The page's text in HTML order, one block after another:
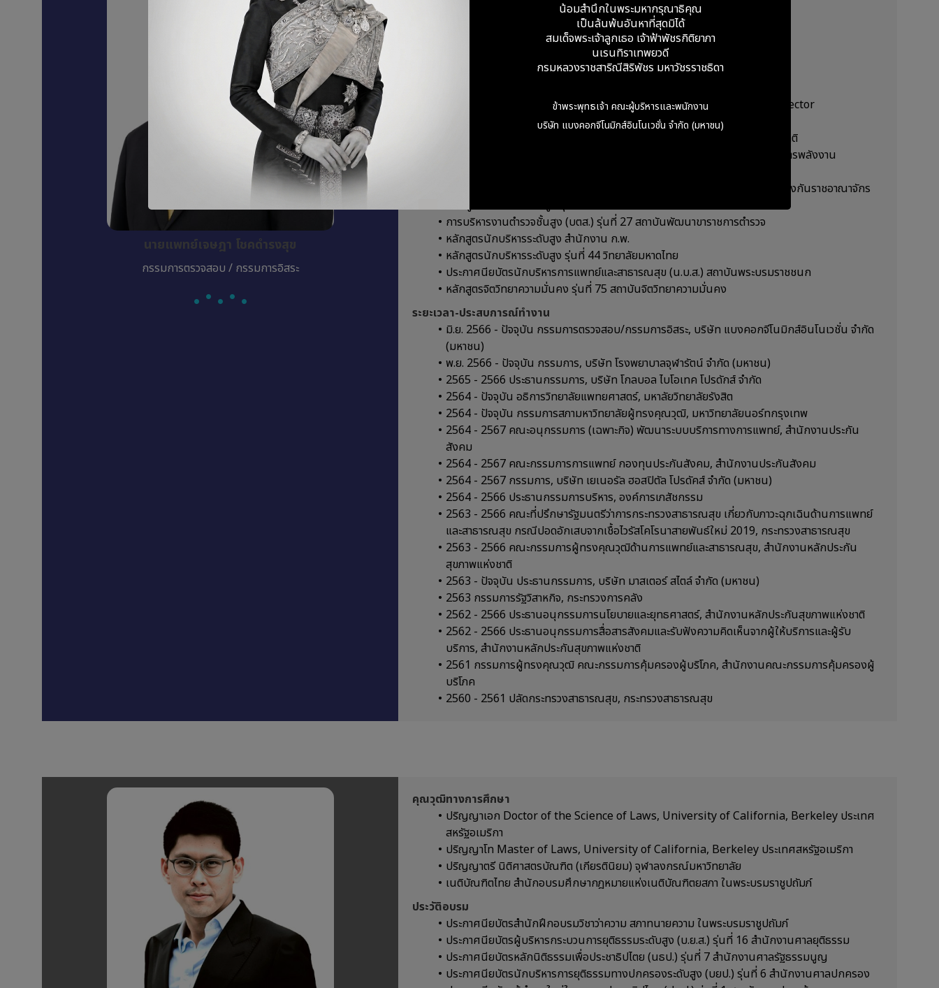
นายแพทย์เจษฎา โชคดำรงสุข
กรรมการตรวจสอบ / กรรมการอิสระ
อนุมัติบัตรผู้เชี่ยวชาญสาขาโสต นาสิก ลาริงซ์วิทยา
Fellow of The International College of Surgeons
อนุมัติบัตรผู้เชี่ยวชาญสาขาเวชศาสตร์ครอบครัว
อนุมัติบัตรผู้เชี่ยวชาญสาขาเวชศาสตร์ป้องกัน แขนงสุขภาพจิตชุมชน
ประกาศนียบัตรสมาคมส่งเสริมสถาบันกรรมการบริษัทไทย (IOD) หลักสูตร Director
Certification Program (DCP) รุ่น 288/2566
หลักสูตรนักบริหารระดับสูง เพื่อการสร้างชาติ (สกสช.) รุ่นที่ 9 สถาบันการสร้างชาติ
หลักสูตรนักบริหารระดับสูง ด้านวิทยาการพลังงาน (วพน.) รุ่นที่ 8 สถาบันวิทยาการพลังงาน
หลักสูตรการป้องกันราชอาณาจักรภาครัฐร่วมเอกชน (วปอ.) รุ่นที่ 53 วิทยาลัยป้องกันราชอาณาจักร
หลักสูตรนักบริหารการฑูต รุ่นที่ 2 กระทรวงการต่างประเทศ
การบริหารงานตํารวจชั้นสูง (บตส.) รุ่นที่ 27 สถาบันพัฒนาขาราชการตํารวจ
หลักสูตรนักบริหารระดับสูง สํานักงาน ก.พ.
หลักสูตรนักบริหารระดับสูง รุ่นที่ 44 วิทยาลัยมหาดไทย
ประกาศนียบัตรนักบริหารการแพทย์และสาธารณสุข (น.บ.ส.) สถาบันพระบรมราชชนก
หลักสูตรจิตวิทยาความมั่นคง รุ่นที่ 75 สถาบันจิตวิทยาความมั่นคง
ระยะเวลา-ประสบการณ์ทำงาน
มิ.ย. 2566 - ปัจจุบัน กรรมการตรวจสอบ/กรรมการอิสระ, บริษัท แบงคอกจีโนมิกส์อินโนเวชั่น จำกัด
(มหาชน)
พ.ย. 2566 - ปัจจุบัน กรรมการ, บริษัท โรงพยาบาลจุฬารัตน์ จำกัด (มหาชน)
2565 - 2566 ประธานกรรมการ, บริษัท โกลบอล ไบโอเทค โปรดักส์ จำกัด
2564 - ปัจจุบัน อธิการวิทยาลัยแพทยศาสตร์, มหาลัยวิทยาลัยรังสิต
2564 - ปัจจุบัน กรรมการสภามหาวิทยาลัยผู้ทรงคุณวุฒิ, มหาวิทยาลัยนอร์ทกรุงเทพ
2564 - 2567 คณะอนุกรรมการ (เฉพาะกิจ) พัฒนาระบบบริการทางการแพทย์, สำนักงานประกัน
สังคม
2564 - 2567 คณะกรรมการการแพทย์ กองทุนประกันสังคม, สำนักงานประกันสังคม
2564 - 2567 กรรมการ, บริษัท เยเนอรัล ฮอสปิตัล โปรดัคส์ จำกัด (มหาชน)
2564 - 2566 ประธานกรรมการบริหาร, องค์การเภสัชกรรม
2563 - 2566 คณะที่ปรึกษารัฐมนตรีว่าการกระทรวงสาธารณสุข เกี่ยวกับภาวะฉุกเฉินด้านการแพทย์
และสาธารณสุข กรณีปอดอักเสบจากเชื้อไวรัสโคโรนาสายพันธ์ใหม่ 2019, กระทรวงสาธารณสุข
2563 - 2566 คณะกรรมการผู้ทรงคุณวุฒิด้านการแพทย์และสาธารณสุข, สํานักงานหลักประกัน
สุขภาพแห่งชาติ
2563 - ปัจจุบัน ประธานกรรมการ, บริษัท มาสเตอร์ สไตล์ จำกัด (มหาชน)
2563 กรรมการรัฐวิสาหกิจ, กระทรวงการคลัง
2562 - 2566 ประธานอนุกรรมการนโยบายและยุทธศาสตร์, สำนักงานหลักประกันสุขภาพแห่งชาติ
2562 - 2566 ประธานอนุกรรมการสื่อสารสังคมและรับฟังความคิดเห็นจากผู้ให้บริการและผู้รับ
บริการ, สำนักงานหลักประกันสุขภาพแห่งชาติ
2561 กรรมการผู้ทรงคุณวุฒิ คณะกรรมการคุ้มครองผู้บริโภค, สำนักงานคณะกรรมการคุ้มครองผู้
บริโภค
2560 - 2561 ปลัดกระทรวงสาธารณสุข, กระทรวงสาธารณสุข
คุณวุฒิทางการศึกษา
ปริญญาเอก Doctor of the Science of Laws, University of California, Berkeley ประเทศ
สหรัฐอเมริกา
ปริญญาโท Master of Laws, University of California, Berkeley ประเทศสหรัฐอเมริกา
ปริญญาตรี นิติศาสตรบัณฑิต (เกียรตินิยม) จุฬาลงกรณ์มหาวิทยาลัย
เนติบัณฑิตไทย สำนักอบรมศึกษากฎหมายแห่งเนติบัณฑิตยสภา ในพระบรมราชูปถัมภ์
ประวัติอบรม
ประกาศนียบัตรสำนักฝึกอบรมวิชาว่าความ สภาทนายความ ในพระบรมราชูปถัมภ์
ประกาศนียบัตรผู้บริหารกระบวนการยุติธรรมระดับสูง (บ.ย.ส.) รุ่นที่ 16 สำนักงานศาลยุติธรรม
ประกาศนียบัตรหลักนิติธรรมเพื่อประชาธิปไตย (นธป.) รุ่นที่ 7 สำนักงานศาลรัฐธรรมนูญ
ประกาศนียบัตรนักบริหารการยุติธรรมทางปกครองระดับสูง (บยป.) รุ่นที่ 6 สำนักงานศาลปกครอง
น้อมสำนึกในพระมหากรุณาธิคุณ
เป็นล้นพ้นอันหาที่สุดมิได้
สมเด็จพระเจ้าลูกเธอ เจ้าฟ้าพัชรกิติยาภา
นเรนทิราเทพยวดี
กรมหลวงราชสาริณีสิริพัชร มหาวัชรราชธิดา
ข้าพระพุทธเจ้า คณะผู้บริหารและพนักงาน
บริษัท แบงคอกจีโนมิกส์อินโนเวชั่น จำกัด (มหาชน)